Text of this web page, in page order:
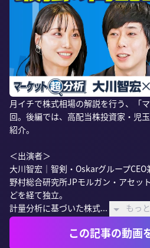
月イチで株式相場の解説を行う、「
回。後編では、高配当株投資家・児
紹介。
＜出演者＞
大川智宏｜智剣・Oskarグループ
野村総合研究所JPモルガン・アセッ
どを経て独立。
計量分析に基づいた株式...
もっ
この記事の動画